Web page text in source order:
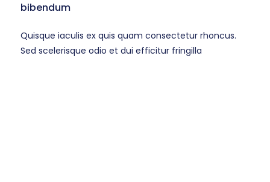
bibendum
Quisque iaculis ex quis quam consectetur rhoncus.
Sed scelerisque odio et dui efficitur fringilla